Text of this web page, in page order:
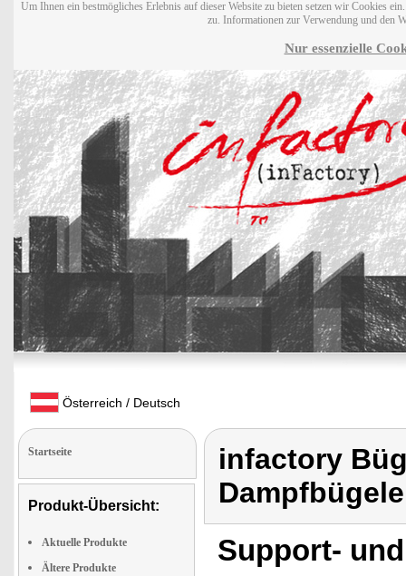
Um Ihnen ein bestmögliches Erlebnis auf dieser Website zu bieten setzen wir Cookies
zu. Informationen zur Verwendung und den
Nur essenzielle
Österreich / Deutsch
Startseite
Produkt-Übersicht:
Aktuelle Produkte
Ältere Produkte
infactory
Support-